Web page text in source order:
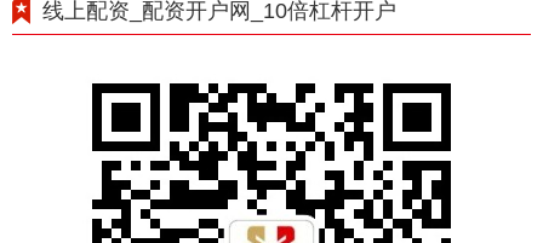
线上配资_配资开户网_10倍杠杆开户